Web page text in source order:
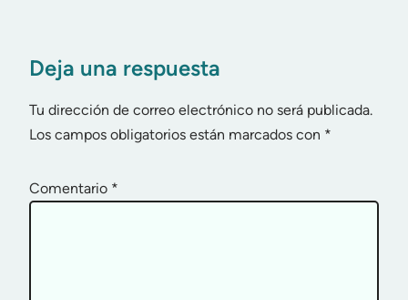
Deja una respuesta
Tu dirección de correo electrónico no será publicada.
Los campos obligatorios están marcados con *
Comentario *